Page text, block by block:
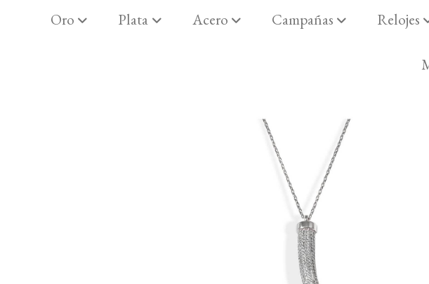
Oro Plata Acero Campañas Relojes